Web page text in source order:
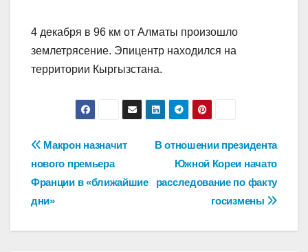
4 декабря в 96 км от Алматы произошло
землетрясение. Эпицентр находился на
территории Кыргызстана.
Навигация
по
записям
В отношении президента
Южной Кореи начато
расследование по факту
госизмены
Макрон назначит
нового премьера
Франции в «ближайшие
дни»